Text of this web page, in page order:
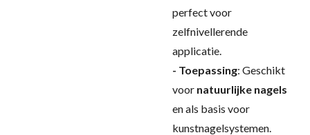
perfect voor
zelfnivellerende
applicatie.
- Toepassing: Geschikt
voor natuurlijke nagels
en als basis voor
kunstnagelsystemen.